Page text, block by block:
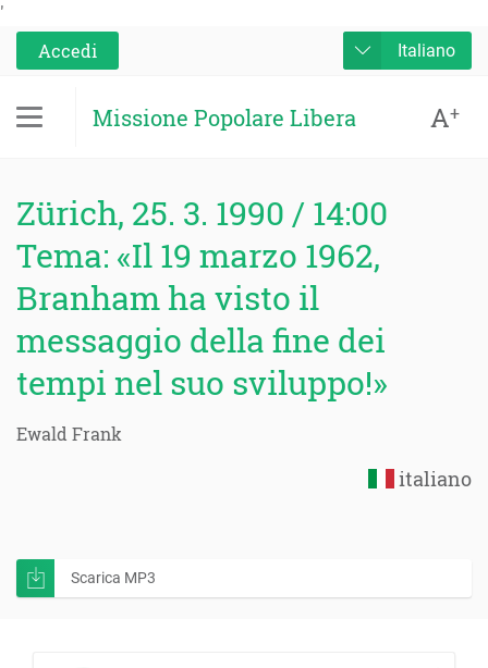
'
Accedi
Italiano
Missione Popolare Libera A+
Zürich, 25. 3. 1990 / 14:00
Tema: «Il 19 marzo 1962,
Branham ha visto il
messaggio della fine dei
tempi nel suo sviluppo!»
Ewald Frank
italiano
Scarica MP3